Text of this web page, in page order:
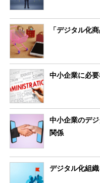
「デジタル化
中小企業に必
中小企業のデ
関係
デジタル化組